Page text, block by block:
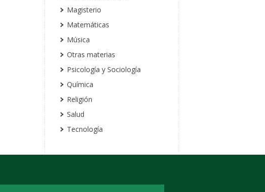
Magisterio
Matemáticas
Música
Otras materias
Psicología y Sociología
Química
Religión
Salud
Tecnología